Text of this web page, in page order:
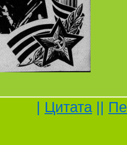
| Цитата ||